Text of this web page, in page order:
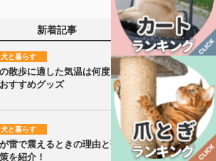
新着記事
犬と暮らす
散歩に適した気温は何度？季節ごとの注意点
すすめグッズ
犬と暮らす
雷で震えるときの理由と落ち着かせるための
を紹介！